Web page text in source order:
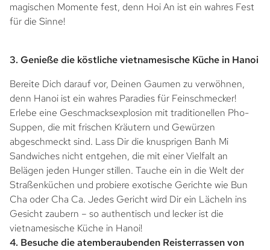
magischen Momente fest, denn Hoi An ist ein wahres Fest
für die Sinne!
3. Genieße die köstliche vietnamesische Küche in Hanoi
Bereite Dich darauf vor, Deinen Gaumen zu verwöhnen,
denn Hanoi ist ein wahres Paradies für Feinschmecker!
Erlebe eine Geschmacksexplosion mit traditionellen Pho-
Suppen, die mit frischen Kräutern und Gewürzen
abgeschmeckt sind. Lass Dir die knusprigen Banh Mi
Sandwiches nicht entgehen, die mit einer Vielfalt an
Belägen jeden Hunger stillen. Tauche ein in die Welt der
Straßenküchen und probiere exotische Gerichte wie Bun
Cha oder Cha Ca. Jedes Gericht wird Dir ein Lächeln ins
Gesicht zaubern – so authentisch und lecker ist die
vietnamesische Küche in Hanoi!
4. Besuche die atemberaubenden Reisterrassen von